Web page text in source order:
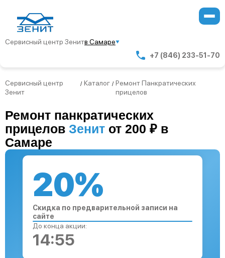
Сервисный центр Зенитв Самаре
+7 (846) 233-51-70
Сервисный центр
Зенит
/ Каталог / Ремонт Панкратических
прицелов
Ремонт панкратических
прицелов Зенит от 200 ₽ в
Самаре
20%
Скидка по предварительной записи на
сайте
До конца акции:
14:54